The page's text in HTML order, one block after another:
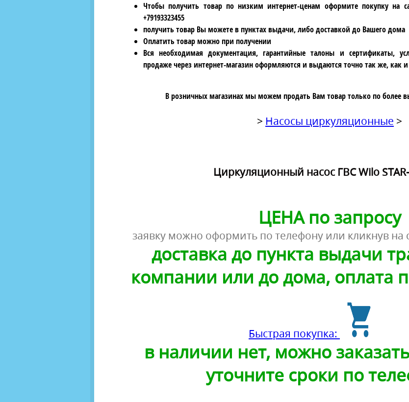
Чтобы получить товар по низким интернет-ценам оформите покупку на
+79193323455
получить товар Вы можете в пунктах выдачи, либо доставкой до Вашего дома
Оплатить товар можно при получении
Вся необходимая документация, гарантийные талоны и сертификаты,
продаже через интернет-магазин оформляются и выдаются точно так же, как
В розничных магазинах мы можем продать Вам товар только по более
> Насосы циркуляционные >
Циркуляционный насос ГВС Wilo
ЦЕНА по запросу
заявку можно оформить по телефону или кликнув на
доставка до пункта выдачи
компании или до дома, оплата
Быстрая покупка:
в наличии нет, можно
уточните сроки по